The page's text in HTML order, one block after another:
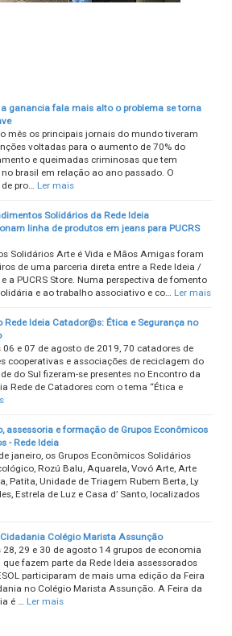
ganancia fala mais alto o problema se torna
mês os principais jornais do mundo tiveram
voltadas para o aumento de 70% do
e queimadas criminosas que tem
brasil em relação ao ano passado. O
pro… Ler mais
Solidários da Rede Ideia
linha de produtos em jeans para PUCRS
Solidários Arte é Vida e Mãos Amigas foram
de uma parceria direta entre a Rede Ideia /
e a PUCRS Store. Numa perspectiva de fomento
e ao trabalho associativo e co… Ler mais
Rede Ideia Catador@s: Ética e Segurança no
06 e 07 de agosto de 2019, 70 catadores de
cooperativas e associações de reciclagem do
do Sul fizeram-se presentes no Encontro da
Rede de Catadores com o tema “Ética e
assessoria e formação de Grupos Econômicos
- Rede Ideia
janeiro, os Grupos Econômicos Solidários
Rozú Balu, Aquarela, Vovó Arte, Arte
Patita, Unidade de Triagem Rubem Berta, Ly
Estrela de Luz e Casa d’ Santo, localizados
Colégio Marista Assunção
28, 29 e 30 de agosto 14 grupos de economia
fazem parte da Rede Ideia assessorados
participaram de mais uma edição da Feira
no Colégio Marista Assunção. A Feira da
é … Ler mais